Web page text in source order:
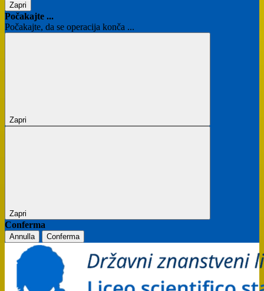
Zapri
Počakajte ...
Počakajte, da se operacija konča ...
Zapri
Zapri
Conferma
Annulla Conferma